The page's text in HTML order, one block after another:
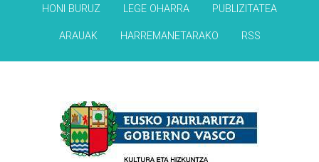
HONI BURUZ LEGE OHARRA PUBLIZITATEA
ARAUAK HARREMANETARAKO RSS